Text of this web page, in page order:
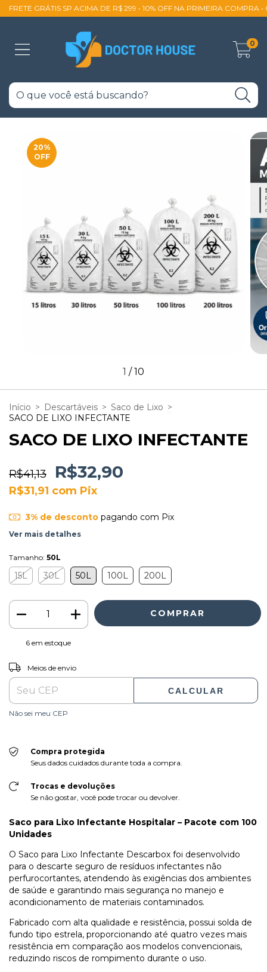
FRETE GRÁTIS SP ACIMA DE R$ 299 • 10% OFF NA PRIMEIRA COMPRA
0
20%
OFF
1 /10
Início > Descartáveis > Saco de Lixo >
SACO DE LIXO INFECTANTE
SACO DE LIXO INFECTANTE
R$41,13 R$32,90
R$31,91 com Pix
3% de descontopagando com Pix
Ver mais detalhes
Tamanho: 50L
15L 30L 50L 100L 200L
6 em estoque
Entregas para o CEP:
Meios de envio
CALCULAR
Não sei meu CEP
Compra protegida
Seus dados cuidados durante toda a compra.
Trocas e devoluções
Se não gostar, você pode trocar ou devolver.
Saco para Lixo Infectante Hospitalar – Pacote com 100
Unidades
O Saco para Lixo Infectante Descarbox foi desenvolvido
para o descarte seguro de resíduos infectantes não
perfurocortantes, atendendo às exigências dos ambientes
de saúde e garantindo mais segurança no manejo e
acondicionamento de materiais contaminados.
Fabricado com alta qualidade e resistência, possui solda de
fundo tipo estrela, proporcionando até quatro vezes mais
resistência em comparação aos modelos convencionais,
reduzindo riscos de rompimento durante o uso.